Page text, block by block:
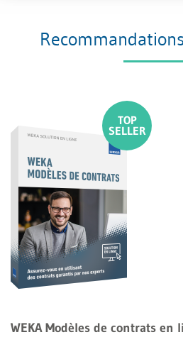
WEKA Modèles de contrats en